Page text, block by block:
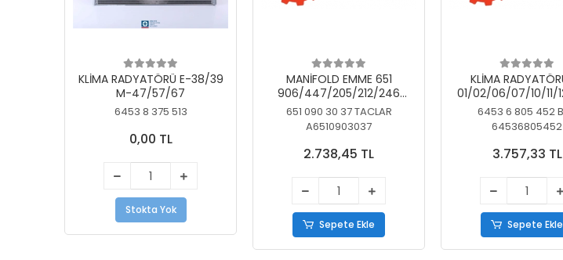
KLİMA RADYATÖRÜ E-38/39
M-47/57/67
6453 8 375 513
0,00 TL
Stokta Yok
MANİFOLD EMME 651
906/447/205/212/246
KELEBEKSİZ
651 090 30 37 TACLAR
A6510903037
2.738,45 TL
Sepete Ekle
KLİMA
01/02/06/07/10/11/
N/N-53/57/
6453 6 805 452
64536805452
3.757,33 TL
Sepete Ekle